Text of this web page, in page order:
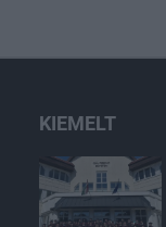
KIEMELT